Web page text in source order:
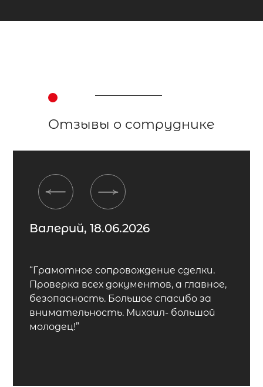
Отзывы о сотруднике
Валерий, 18.06.2026
“Грамотное сопровождение сделки.
Проверка всех документов, а главное,
безопасность. Большое спасибо за
внимательность. Михаил- большой
молодец!”
Previous Next